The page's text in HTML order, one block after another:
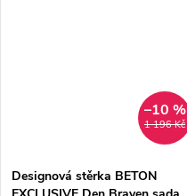
1 196 Kč
–10 %
Designová stěrka BETON